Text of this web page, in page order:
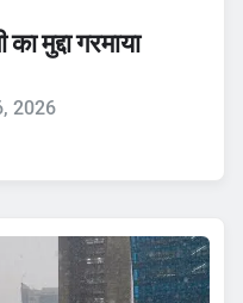
मुद्दा गरमाया
2026